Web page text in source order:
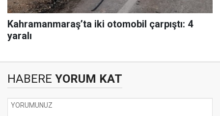
Kahramanmaraş’ta iki otomobil çarpıştı: 4
yaralı
HABERE YORUM KAT